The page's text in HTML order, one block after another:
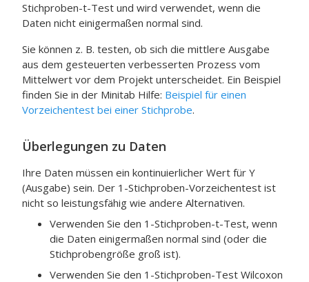
Stichproben-t-Test und wird verwendet, wenn die
Daten nicht einigermaßen normal sind.
Sie können z. B. testen, ob sich die mittlere Ausgabe
aus dem gesteuerten verbesserten Prozess vom
Mittelwert vor dem Projekt unterscheidet. Ein Beispiel
finden Sie in der Minitab Hilfe: Beispiel für einen
Vorzeichentest bei einer Stichprobe.
Überlegungen zu Daten
Ihre Daten müssen ein kontinuierlicher Wert für Y
(Ausgabe) sein. Der 1-Stichproben-Vorzeichentest ist
nicht so leistungsfähig wie andere Alternativen.
Verwenden Sie den 1-Stichproben-t-Test, wenn
die Daten einigermaßen normal sind (oder die
Stichprobengröße groß ist).
Verwenden Sie den 1-Stichproben-Test Wilcoxon